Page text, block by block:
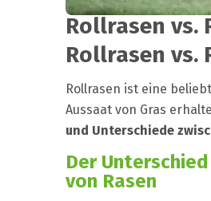
Rollrasen vs.
Rollrasen vs.
Rollrasen ist eine
Aussaat von Gras
und Unterschiede
Der
von Rasen